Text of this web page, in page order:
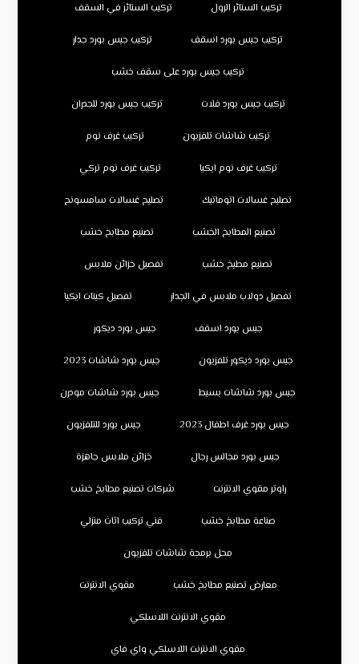
تركيب الستائر الرول تركيب الستائر في السقف
تركيب جبس بورد اسقف تركيب جبس بورد جدار
تركيب جبس بورد على سقف خشب
تركيب جبس بورد فلات تركيب جبس بورد للجدران
تركيب شاشات تلفزيون تركيب غرف نوم
تركيب غرف نوم ايكيا تركيب غرف نوم تركي
تصليح غسالات اتوماتيك تصليح غسالات سامسونج
تصنيع المطابخ الخشب تصنيع مطابخ خشب
تصنيع مطبخ خشب تفصيل خزائن ملابس
تفصيل دولاب ملابس في الجدار تفصيل كبتات ايكيا
جبس بورد اسقف جبس بورد ديكور
جبس بورد ديكور تلفزيون جبس بورد شاشات 2023
جبس بورد شاشات بسيط جبس بورد شاشات مودرن
جبس بورد غرف اطفال 2023 جبس بورد للتلفزيون
جبس بورد مجالس رجال خزائن ملابس جاهزة
راوتر مقوي الانترنت شركات تصنيع مطابخ خشب
صناعة مطابخ خشب فني تركيب اثاث منزلي
محل برمجة شاشات تلفزيون
معارض تصنيع مطابخ خشب مقوي الانترنت
مقوي الانترنت اللاسلكي
مقوي الانترنت اللاسلكي واي فاي